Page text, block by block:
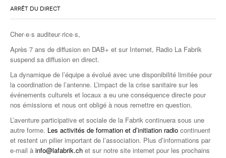
ARRÊT DU DIRECT
Cher·e·s auditeur·rice·s,
Après 7 ans de diffusion en DAB+ et sur Internet, Radio La Fabrik
suspend sa diffusion en direct.
La dynamique de l’équipe a évolué avec une disponibilité limitée pour
la coordination de l’antenne. L’impact de la crise sanitaire sur les
événements culturels et locaux a eu une conséquence directe pour
nos émissions et nous ont obligé à nous remettre en question.
L’aventure participative et sociale de la Fabrik continuera sous une
autre forme. Les activités de formation et d’initiation radio continuent
et restent un pilier important de l’association. Plus d’informations par
e-mail à info@lafabrik.ch et sur notre site internet pour les prochains